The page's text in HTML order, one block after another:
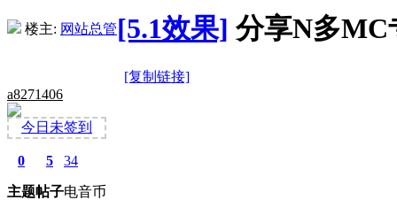
楼主: 网站总管[5.1效果] 分享N多
[复制链接]
a8271406
今日未签到
0
主题
5
帖子
34
电音币